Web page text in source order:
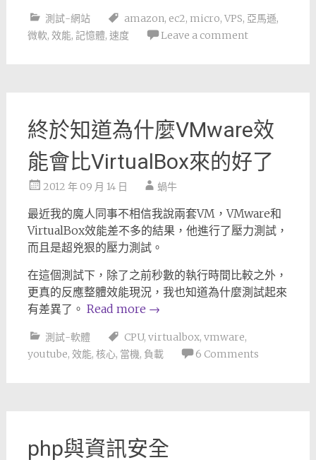
測試-網站 amazon, ec2, micro, VPS, 亞馬遜,
微軟, 效能, 記憶體, 速度 Leave a comment
終於知道為什麼VMware效
能會比VirtualBox來的好了
2012 年 09 月 14 日 蝸牛
最近我的魔人同事不相信我說兩套VM，VMware和
VirtualBox效能差不多的結果，他進行了壓力測試，
而且是超兇狠的壓力測試。
在這個測試下，除了之前秒數的執行時間比較之外，
更真的反應整體效能現況，我也知道為什麼測試起來
有差異了。 Read more →
測試-軟體 CPU, virtualbox, vmware,
youtube, 效能, 核心, 當機, 負載 6 Comments
php與資訊安全